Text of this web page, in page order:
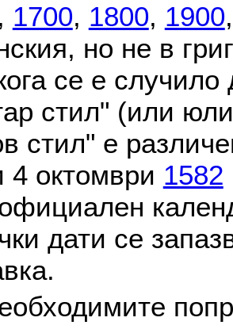
1700, 1800, 1900
но не в
се е
стил" (или
стил" е
4 октомври 1582
дати се